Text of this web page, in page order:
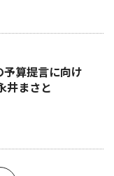
算提言に向け
井まさと